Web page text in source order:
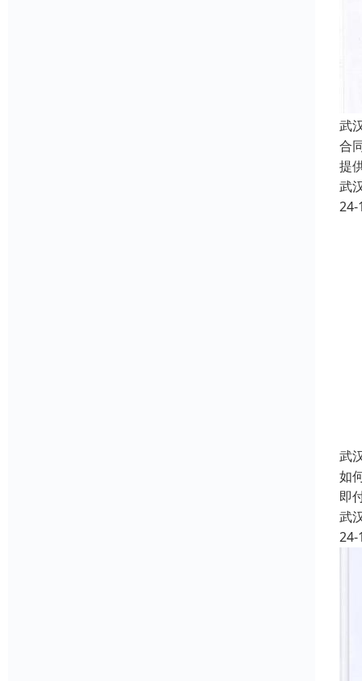
武
合
提
武
24-
武
如
即
武
24-